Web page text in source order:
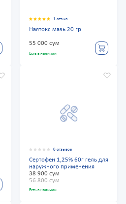
1 отзыв
Наятокс мазь 20 гр
55 000 сум
Есть в наличии
0 отзывов
Сертофен 1,25% 60г гель для
наружного применения
38 900 сум
56 800 сум
Есть в наличии